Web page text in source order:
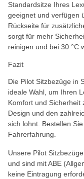
Standardsitze Ihres
geeignet und verfügen
Rückseite für
sorgt für mehr
reinigen und bei 30 °C
Fazit
Die Pilot Sitzbezüge in
ideale Wahl, um Ihren
Komfort und Sicherheit
Design und den
sich lohnt. Bestellen
Fahrerfahrung.
Unsere Pilot
und sind mit ABE
keine Eintragung